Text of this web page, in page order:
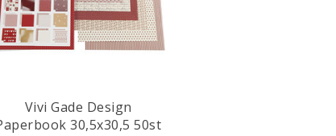
Vivi Gade Design
Paperbook 30,5x30,5 50st